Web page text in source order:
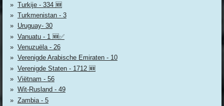
Turkije - 334 🆕
Turkmenistan - 3
Uruguay- 30
Vanuatu - 1 🆕✅
Venuzuëla - 26
Verenigde Arabische Emiraten - 10
Verenigde Staten - 1712 🆕
Viëtnam - 56
Wit-Rusland - 49
Zambia - 5